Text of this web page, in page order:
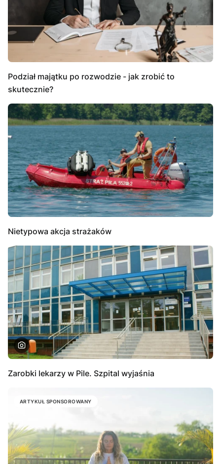
Podział majątku po rozwodzie - jak zrobić to
skutecznie?
Nietypowa akcja strażaków
Zarobki lekarzy w Pile. Szpital wyjaśnia
ARTYKUŁ SPONSOROWANY